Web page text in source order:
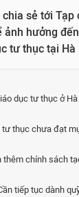
sẻ tới
ảnh hưởng
tư thục tại Hà
dục tư thục ở
tư thục chưa đạt
thêm chính sách
tiếp tục dành